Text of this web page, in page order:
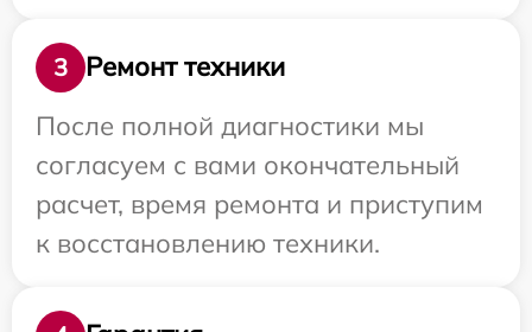
3
Ремонт техники
После полной диагностики мы
согласуем с вами окончательный
расчет, время ремонта и приступим
к восстановлению техники.